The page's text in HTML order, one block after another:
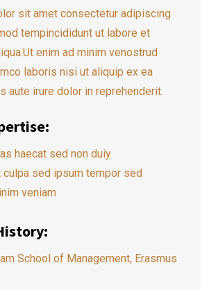
sit amet consectetur adipiscing
tempincididunt ut labore et
enim ad minim venostrud
laboris nisi ut aliquip ex ea
aute irure dolor in reprehenderit.
haecat sed non duiy
culpa sed ipsum tempor sed
veniam
School of Management, Erasmus